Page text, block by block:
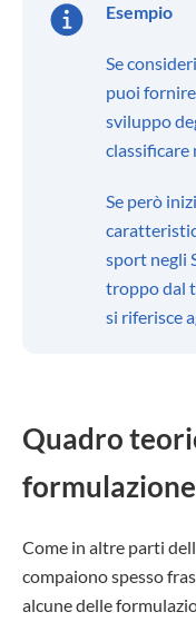
Esempio
Se
puoi
sviluppo
classificare
Se però
sport negli
troppo dal
si riferisce
Quadro
formulazione
Come in altre parti
compaiono spesso
alcune delle